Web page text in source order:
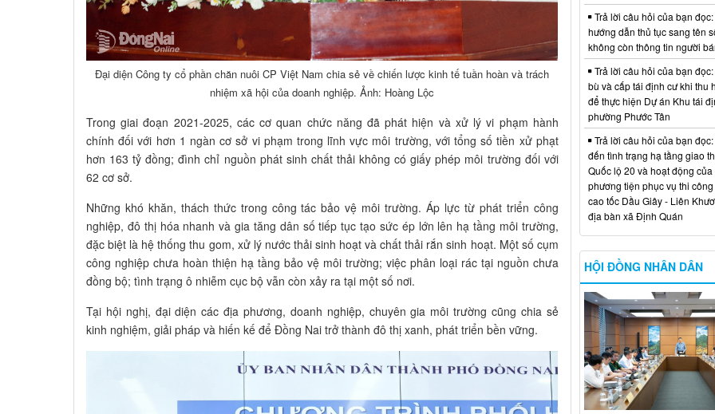
Đại diện Công ty cổ phần chăn nuôi CP Việt Nam chia sẻ về chiến lược kinh tế tuần hoàn và trách
nhiệm xã hội của doanh nghiệp. Ảnh: Hoàng Lộc
Trong giai đoạn 2021-2025, các cơ quan chức năng đã phát hiện và xử lý vi phạm hành
chính đối với hơn 1 ngàn cơ sở vi phạm trong lĩnh vực môi trường, với tổng số tiền xử phạt
hơn 163 tỷ đồng; đình chỉ nguồn phát sinh chất thải không có giấy phép môi trường đối với
62 cơ sở.
Những khó khăn, thách thức trong công tác bảo vệ môi trường. Áp lực từ phát triển công
nghiệp, đô thị hóa nhanh và gia tăng dân số tiếp tục tạo sức ép lớn lên hạ tầng môi trường,
đặc biệt là hệ thống thu gom, xử lý nước thải sinh hoạt và chất thải rắn sinh hoạt. Một số cụm
công nghiệp chưa hoàn thiện hạ tầng bảo vệ môi trường; việc phân loại rác tại nguồn chưa
đồng bộ; tình trạng ô nhiễm cục bộ vẫn còn xảy ra tại một số nơi.
Tại hội nghị, đại diện các địa phương, doanh nghiệp, chuyên gia môi trường cũng chia sẻ
kinh nghiệm, giải pháp và hiến kế để Đồng Nai trở thành đô thị xanh, phát triển bền vững.
Trả lời câu hỏi của bạn
hướng dẫn thủ tục sang tên
không còn thông tin người
Trả lời câu hỏi của bạn
bù và cấp tái định cư khi thu
để thực hiện Dự án Khu tái
phường Phước Tân
Trả lời câu hỏi của bạn
đến tình trạng hạ tầng giao
Quốc lộ 20 và hoạt động của
phương tiện phục vụ thi
cao tốc Dầu Giây - Liên
địa bàn xã Định Quán
HỘI ĐỒNG NHÂN DÂN